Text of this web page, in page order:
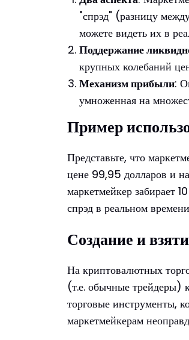
"спрэд" (разницу
можете видеть их в
Поддержание
крупных колебаний
Механизм прибыли:
умноженная на
Пример
Представьте, что
цене 99,95 долларов и
маркетмейкер забирает
спрэд в реальном
Создание и
На криптовалютных
(т.е. обычные трейдеры)
торговые инструменты,
маркетмейкерам